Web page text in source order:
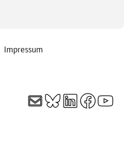
Impressum
E-MailBluesky